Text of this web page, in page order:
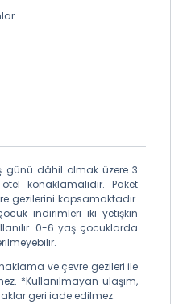
günü dâhil olmak üzere 3
konaklamalıdır. Paket
gezilerini kapsamaktadır.
indirimleri iki yetişkin
0-6 yaş çocuklarda
ve çevre gezileri ile
*Kullanılmayan ulaşım,
geri iade edilmez.